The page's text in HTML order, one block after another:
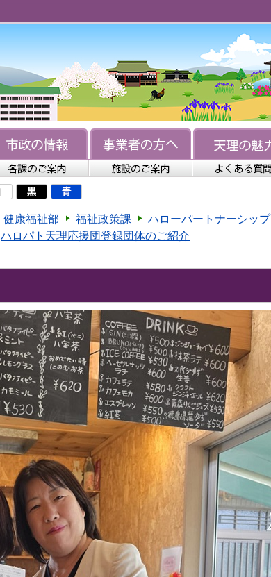
健康福祉部 福祉政策課
ハローパートナーシップ
ハロパト天理応援団登録団体のご紹介